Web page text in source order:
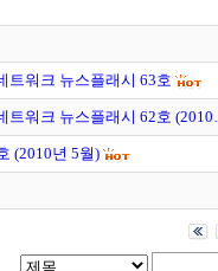
트워크 뉴스플래시 63호
트워크 뉴스플래시 62호
(2010년 5월)